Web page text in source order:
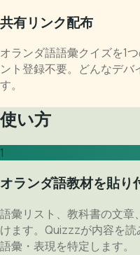
共有リンク配布
オランダ語語彙クイズを1
ント登録不要。どんなデバ
す。
使い方
1
オランダ語教材を貼り
語彙リスト、教科書の文
けます。Quizzzが内容を
語彙・表現を特定します。